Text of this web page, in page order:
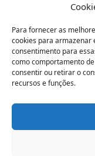
Para fornecer as
cookies para armazenar
consentimento para
como comportamento
consentir ou retirar o
recursos e funções.
Centro – Mogi das
CEP: 08710-020
(11) 4799-7788